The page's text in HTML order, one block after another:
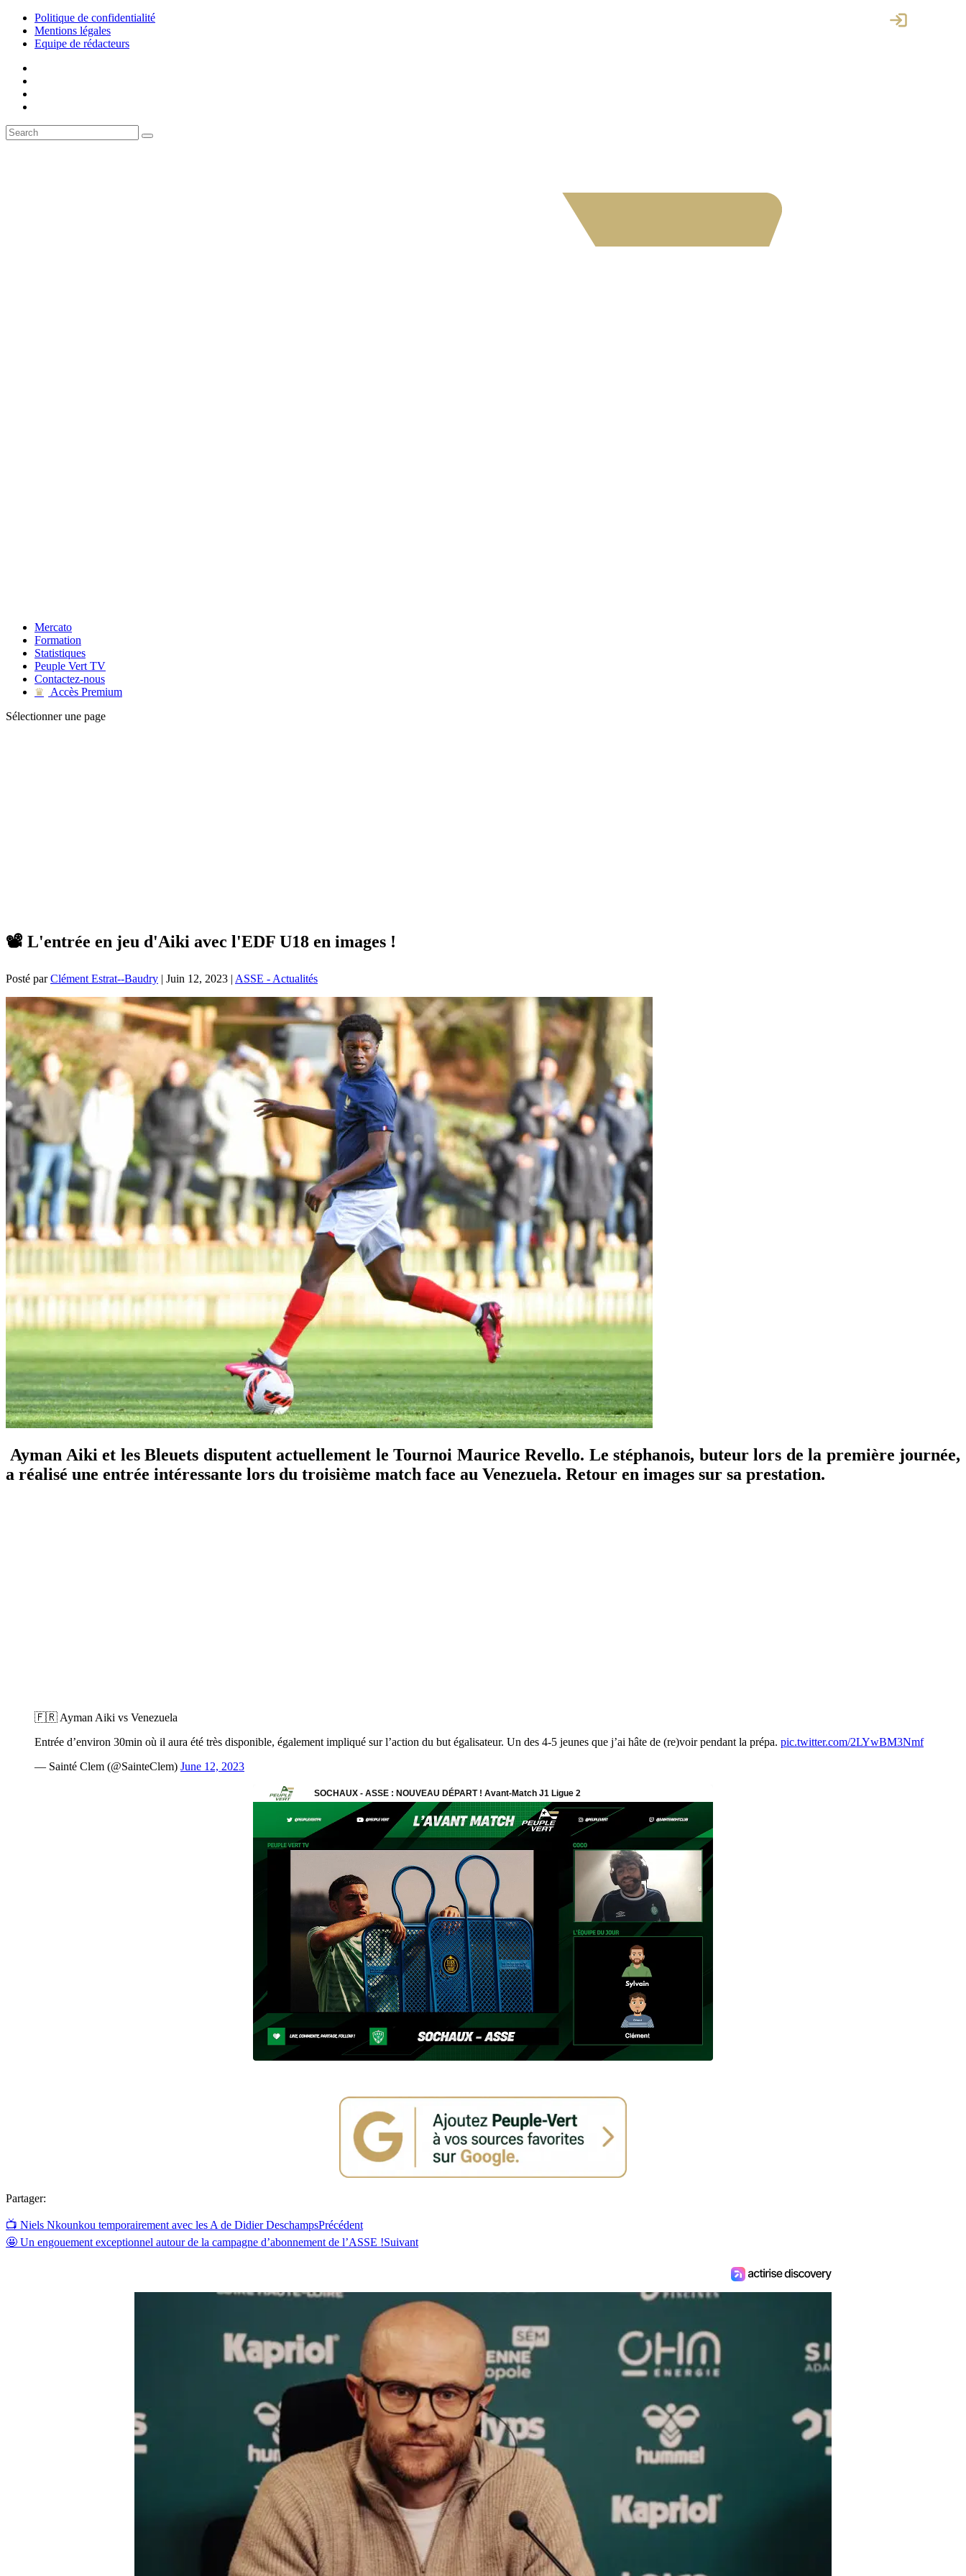
Politique de confidentialité
Mentions légales
Equipe de rédacteurs
Mercato
Formation
Statistiques
Peuple Vert TV
Contactez-nous
♛
Accès Premium
Sélectionner une page
📽 L'entrée en jeu d'Aiki avec l'EDF U18 en images !
Posté parClément Estrat--Baudry | Juin 12, 2023 | ASSE - Actualités
Ayman Aiki et les Bleuets disputent actuellement le Tournoi Maurice Revello. Le stéphanois, buteur lors de la première journée,
a réalisé une entrée intéressante lors du troisième match face au Venezuela. Retour en images sur sa prestation.
🇫🇷 Ayman Aiki vs Venezuela
Entrée d’environ 30min où il aura été très disponible, également impliqué sur l’action du but égalisateur. Un des 4-5 jeunes que j’ai hâte de (re)voir pendant la prépa. pic.twitter.com/2LYwBM3Nmf
— Sainté Clem (@SainteClem) June 12, 2023
Partager:
📺 Niels Nkounkou temporairement avec les A de Didier DeschampsPrécédent
🤩 Un engouement exceptionnel autour de la campagne d’abonnement de l’ASSE !Suivant